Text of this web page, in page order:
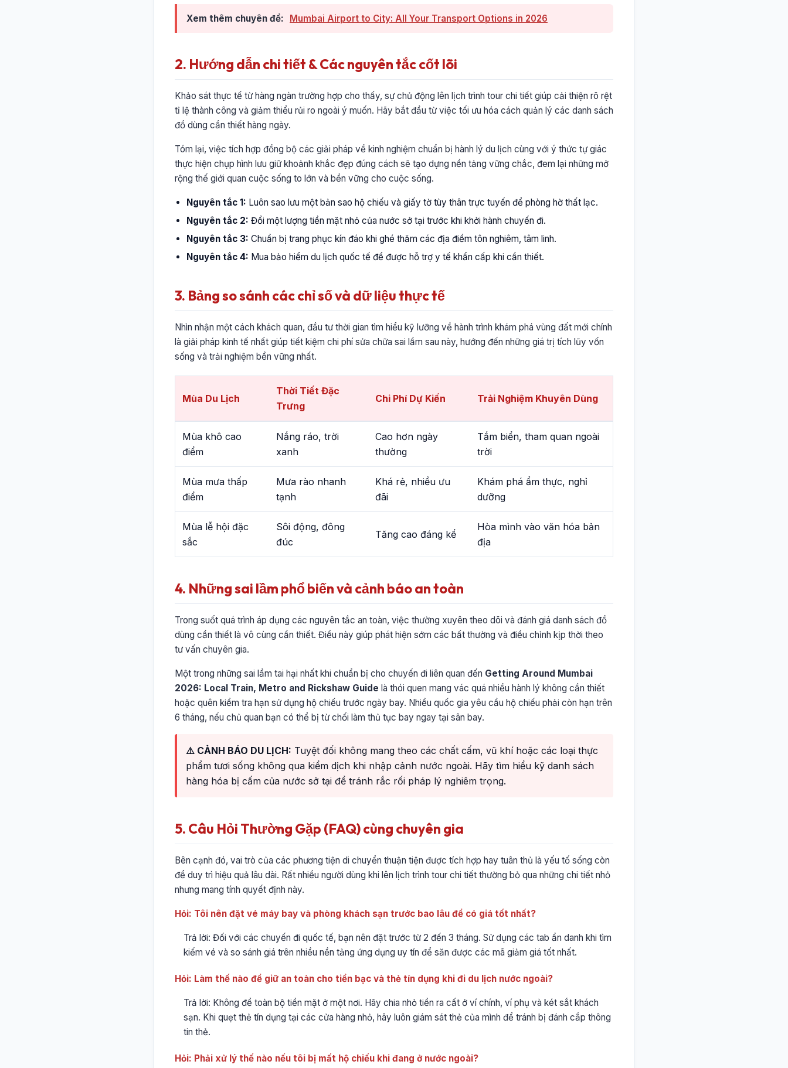
Xem thêm chuyên đề: Mumbai Airport to City: All Your Transport Options in 2026
2. Hướng dẫn chi tiết & Các nguyên tắc cốt lõi
Khảo sát thực tế từ hàng ngàn trường hợp cho thấy, sự chủ động lên lịch trình tour chi tiết giúp cải thiện rõ rệt
tỉ lệ thành công và giảm thiểu rủi ro ngoài ý muốn. Hãy bắt đầu từ việc tối ưu hóa cách quản lý các danh sách
đồ dùng cần thiết hàng ngày.
Tóm lại, việc tích hợp đồng bộ các giải pháp về kinh nghiệm chuẩn bị hành lý du lịch cùng với ý thức tự giác
thực hiện chụp hình lưu giữ khoảnh khắc đẹp đúng cách sẽ tạo dựng nền tảng vững chắc, đem lại những mở
rộng thế giới quan cuộc sống to lớn và bền vững cho cuộc sống.
Nguyên tắc 1: Luôn sao lưu một bản sao hộ chiếu và giấy tờ tùy thân trực tuyến để phòng hờ thất lạc.
Nguyên tắc 2: Đổi một lượng tiền mặt nhỏ của nước sở tại trước khi khởi hành chuyến đi.
Nguyên tắc 3: Chuẩn bị trang phục kín đáo khi ghé thăm các địa điểm tôn nghiêm, tâm linh.
Nguyên tắc 4: Mua bảo hiểm du lịch quốc tế để được hỗ trợ y tế khẩn cấp khi cần thiết.
3. Bảng so sánh các chỉ số và dữ liệu thực tế
Nhìn nhận một cách khách quan, đầu tư thời gian tìm hiểu kỹ lưỡng về hành trình khám phá vùng đất mới chính
là giải pháp kinh tế nhất giúp tiết kiệm chi phí sửa chữa sai lầm sau này, hướng đến những giá trị tích lũy vốn
sống và trải nghiệm bền vững nhất.
Mùa Du Lịch
Thời Tiết Đặc
Trưng
Chi Phí Dự Kiến Trải Nghiệm Khuyên Dùng
Mùa khô cao
điểm
Nắng ráo, trời
xanh
Cao hơn ngày
thường
Tắm biển, tham quan ngoài
trời
Mùa mưa thấp
điểm
Mưa rào nhanh
tạnh
Khá rẻ, nhiều ưu
đãi
Khám phá ẩm thực, nghỉ
dưỡng
Mùa lễ hội đặc
sắc
Sôi động, đông
đúc
Tăng cao đáng kể
Hòa mình vào văn hóa bản
địa
4. Những sai lầm phổ biến và cảnh báo an toàn
Trong suốt quá trình áp dụng các nguyên tắc an toàn, việc thường xuyên theo dõi và đánh giá danh sách đồ
dùng cần thiết là vô cùng cần thiết. Điều này giúp phát hiện sớm các bất thường và điều chỉnh kịp thời theo
tư vấn chuyên gia.
Một trong những sai lầm tai hại nhất khi chuẩn bị cho chuyến đi liên quan đến Getting Around Mumbai
2026: Local Train, Metro and Rickshaw Guide là thói quen mang vác quá nhiều hành lý không cần thiết
hoặc quên kiểm tra hạn sử dụng hộ chiếu trước ngày bay. Nhiều quốc gia yêu cầu hộ chiếu phải còn hạn trên
6 tháng, nếu chủ quan bạn có thể bị từ chối làm thủ tục bay ngay tại sân bay.
⚠️ CẢNH BÁO DU LỊCH: Tuyệt đối không mang theo các chất cấm, vũ khí hoặc các loại thực
phẩm tươi sống không qua kiểm dịch khi nhập cảnh nước ngoài. Hãy tìm hiểu kỹ danh sách
hàng hóa bị cấm của nước sở tại để tránh rắc rối pháp lý nghiêm trọng.
5. Câu Hỏi Thường Gặp (FAQ) cùng chuyên gia
Bên cạnh đó, vai trò của các phương tiện di chuyển thuận tiện được tích hợp hay tuân thủ là yếu tố sống còn
để duy trì hiệu quả lâu dài. Rất nhiều người dùng khi lên lịch trình tour chi tiết thường bỏ qua những chi tiết nhỏ
nhưng mang tính quyết định này.
Hỏi: Tôi nên đặt vé máy bay và phòng khách sạn trước bao lâu để có giá tốt nhất?
Trả lời: Đối với các chuyến đi quốc tế, bạn nên đặt trước từ 2 đến 3 tháng. Sử dụng các tab ẩn danh khi tìm
kiếm vé và so sánh giá trên nhiều nền tảng ứng dụng uy tín để săn được các mã giảm giá tốt nhất.
Hỏi: Làm thế nào để giữ an toàn cho tiền bạc và thẻ tín dụng khi đi du lịch nước ngoài?
Trả lời: Không để toàn bộ tiền mặt ở một nơi. Hãy chia nhỏ tiền ra cất ở ví chính, ví phụ và két sắt khách
sạn. Khi quẹt thẻ tín dụng tại các cửa hàng nhỏ, hãy luôn giám sát thẻ của mình để tránh bị đánh cắp thông
tin thẻ.
Hỏi: Phải xử lý thế nào nếu tôi bị mất hộ chiếu khi đang ở nước ngoài?